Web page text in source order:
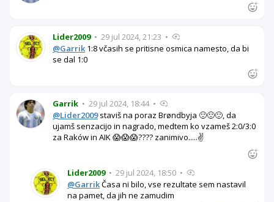
Lider2009 • 29 jul 2024, 21:23 •
@Garrik 1:8 včasih se pritisne osmica namesto, da bi
se dal 1:0
Garrik • 29 jul 2024, 18:44 •
@Lider2009staviš na poraz Brøndbyja 🙂🙂🙂, da
ujamš senzacijo in nagrado, medtem ko vzameš 2:0/3:0
za Raków in AIK 😱😱😱???? zanimivo.....✌️
Lider2009 • 29 jul 2024, 18:50 •
@GarrikČasa ni bilo, vse rezultate sem nastavil
na pamet, da jih ne zamudim